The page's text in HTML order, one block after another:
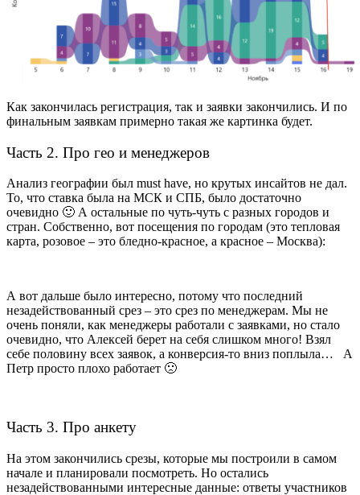
Как закончилась регистрация, так и заявки закончились. И по
финальным заявкам примерно такая же картинка будет.
Часть 2. Про гео и менеджеров
Анализ географии был must have, но крутых инсайтов не дал.
То, что ставка была на МСК и СПБ, было достаточно
очевидно 🙂 А остальные по чуть-чуть с разных городов и
стран. Собственно, вот посещения по городам (это тепловая
карта, розовое – это бледно-красное, а красное – Москва):
А вот дальше было интересно, потому что последний
незадействованный срез – это срез по менеджерам. Мы не
очень поняли, как менеджеры работали с заявками, но стало
очевидно, что Алексей берет на себя слишком много! Взял
себе половину всех заявок, а конверсия-то вниз поплыла… А
Петр просто плохо работает 🙁
Часть 3. Про анкету
На этом закончились срезы, которые мы построили в самом
начале и планировали посмотреть. Но остались
незадействованными интересные данные: ответы участников